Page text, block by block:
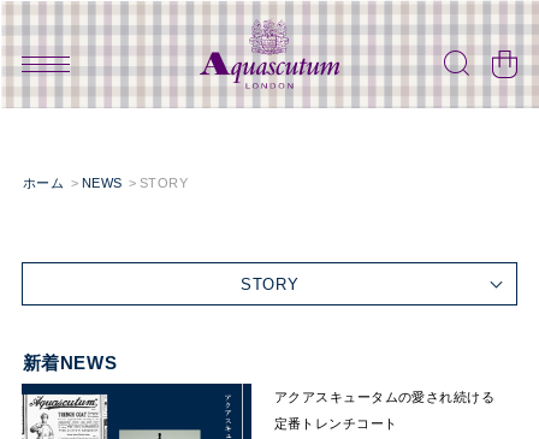
ホーム NEWS STORY
STORY
新着NEWS
アクアスキュータムの愛され続ける
定番トレンチコート